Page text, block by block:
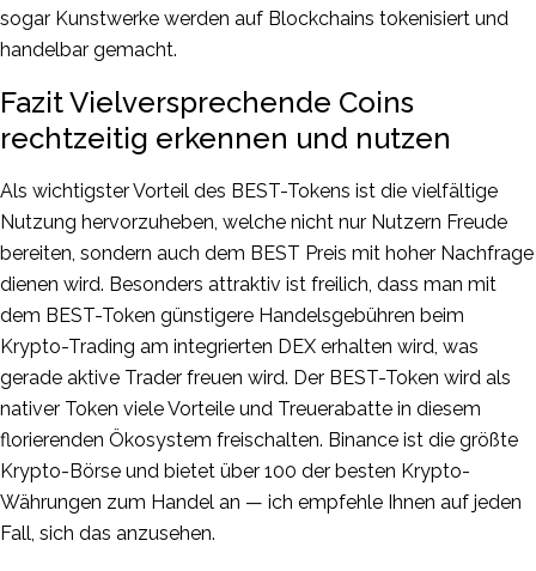
sogar Kunstwerke werden auf Blockchains tokenisiert und
handelbar gemacht.
Fazit Vielversprechende Coins
rechtzeitig erkennen und nutzen
Als wichtigster Vorteil des BEST-Tokens ist die vielfältige
Nutzung hervorzuheben, welche nicht nur Nutzern Freude
bereiten, sondern auch dem BEST Preis mit hoher Nachfrage
dienen wird. Besonders attraktiv ist freilich, dass man mit
dem BEST-Token günstigere Handelsgebühren beim
Krypto-Trading am integrierten DEX erhalten wird, was
gerade aktive Trader freuen wird. Der BEST-Token wird als
nativer Token viele Vorteile und Treuerabatte in diesem
florierenden Ökosystem freischalten. Binance ist die größte
Krypto-Börse und bietet über 100 der besten Krypto-
Währungen zum Handel an — ich empfehle Ihnen auf jeden
Fall, sich das anzusehen.